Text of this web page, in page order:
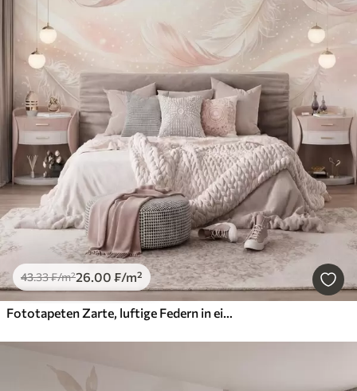
43.33₣/m²26.00 ₣/m²
Fototapeten Zarte, luftige Federn in einem pfirsichrosa Schimmer